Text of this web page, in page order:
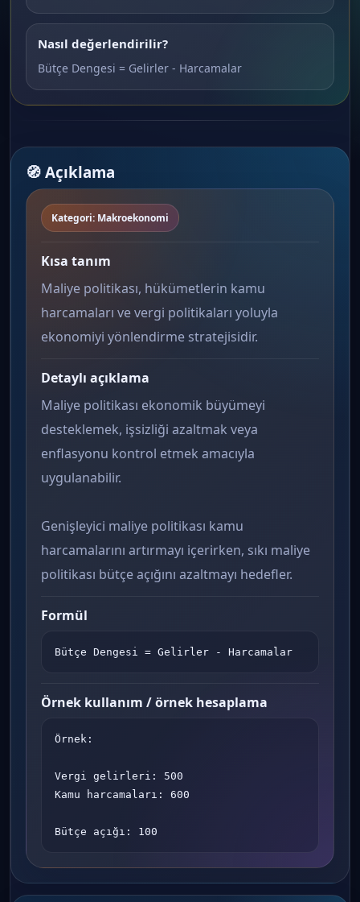
Nasıl değerlendirilir?
Bütçe Dengesi = Gelirler - Harcamalar
🧭 Açıklama
Kategori: Makroekonomi
Kısa tanım
Maliye politikası, hükümetlerin kamu
harcamaları ve vergi politikaları yoluyla
ekonomiyi yönlendirme stratejisidir.
Detaylı açıklama
Maliye politikası ekonomik büyümeyi
desteklemek, işsizliği azaltmak veya
enflasyonu kontrol etmek amacıyla
uygulanabilir.
Genişleyici maliye politikası kamu
harcamalarını artırmayı içerirken, sıkı maliye
politikası bütçe açığını azaltmayı hedefler.
Formül
Bütçe Dengesi = Gelirler - Harcamalar
Örnek kullanım / örnek hesaplama
Örnek:
Vergi gelirleri: 500
Kamu harcamaları: 600
Bütçe açığı: 100